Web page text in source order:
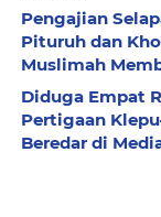
Pengajian
Pituruh dan
Muslimah
Diduga Empat
Pertigaan
Beredar di